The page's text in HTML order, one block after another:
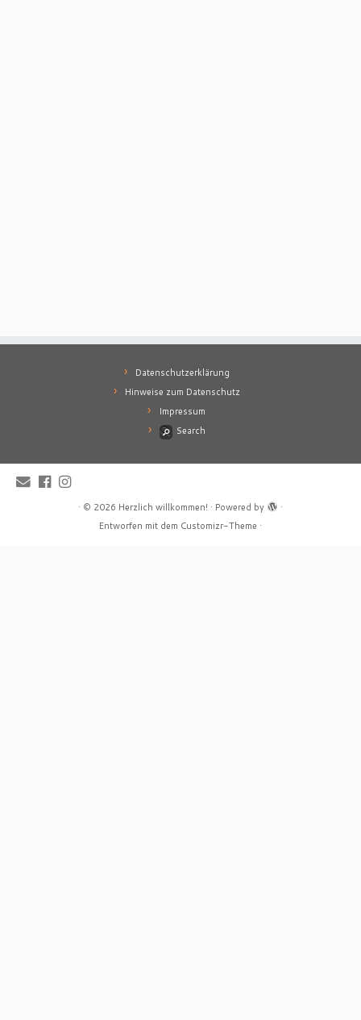
Datenschutzerklärung
Hinweise zum Datenschutz
Impressum
Search
· © 2026 Herzlich willkommen! · Powered by
·
Entworfen mit dem Customizr-Theme ·